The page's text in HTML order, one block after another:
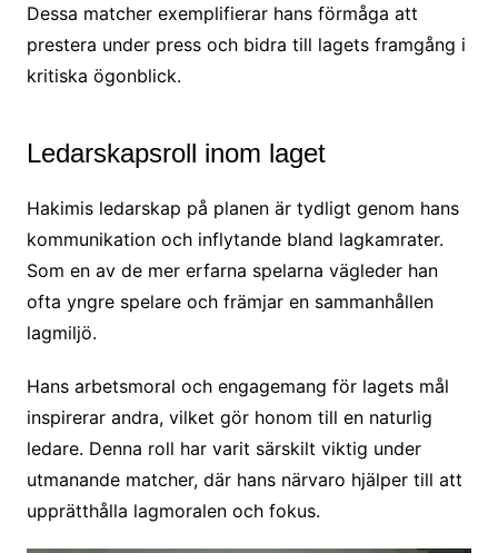
Dessa matcher exemplifierar hans förmåga att
prestera under press och bidra till lagets framgång i
kritiska ögonblick.
Ledarskapsroll inom laget
Hakimis ledarskap på planen är tydligt genom hans
kommunikation och inflytande bland lagkamrater.
Som en av de mer erfarna spelarna vägleder han
ofta yngre spelare och främjar en sammanhållen
lagmiljö.
Hans arbetsmoral och engagemang för lagets mål
inspirerar andra, vilket gör honom till en naturlig
ledare. Denna roll har varit särskilt viktig under
utmanande matcher, där hans närvaro hjälper till att
upprätthålla lagmoralen och fokus.